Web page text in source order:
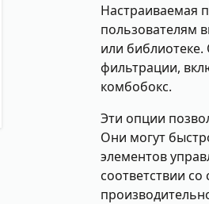
Настраиваемая
пользователям
или библиотеке.
фильтрации,
комбобокс.
Эти опции
Они могут
элементов
соответствии